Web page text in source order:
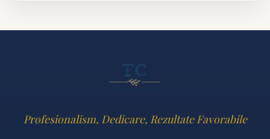
Profesionalism, Dedicare, Rezultate Favorabile